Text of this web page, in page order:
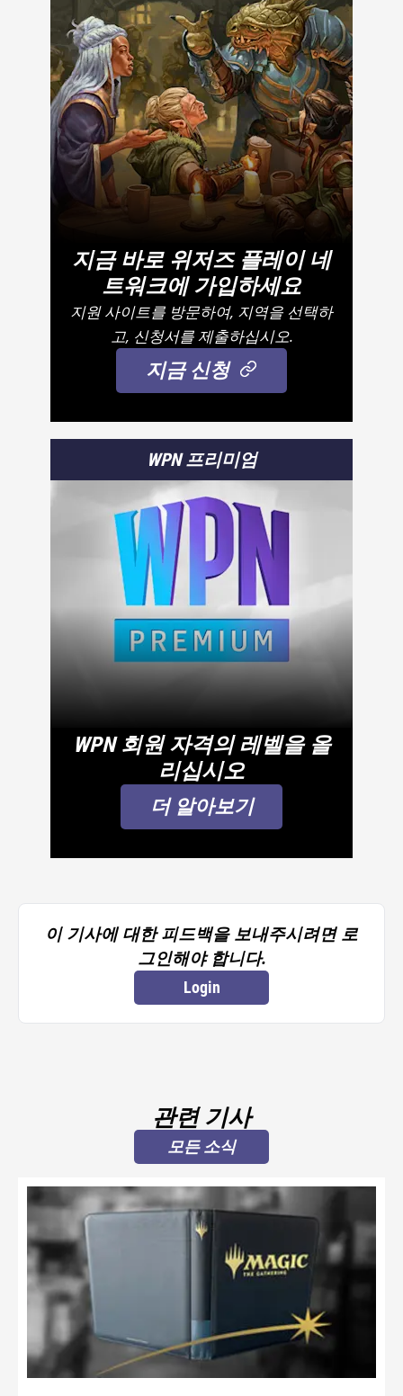
지금 바로 위저즈 플레이 네
트워크에 가입하세요
지원 사이트를 방문하여, 지역을 선택하
고, 신청서를 제출하십시오.
지금 신청
WPN 프리미엄
WPN 회원 자격의 레벨을 올
리십시오
더 알아보기
이 기사에 대한 피드백을 보내주시려면 로
그인해야 합니다.
Login
관련 기사
모든 소식